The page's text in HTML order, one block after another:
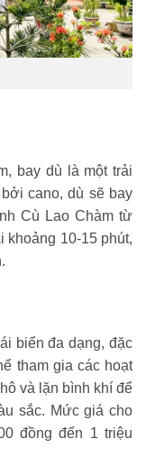
bay dù là một trải
cano, dù sẽ bay
Cù Lao Chàm từ
khoảng 10-15 phút,
biển đa dạng, đặc
tham gia các hoạt
và lặn bình khí để
sắc. Mức giá cho
đồng đến 1 triệu